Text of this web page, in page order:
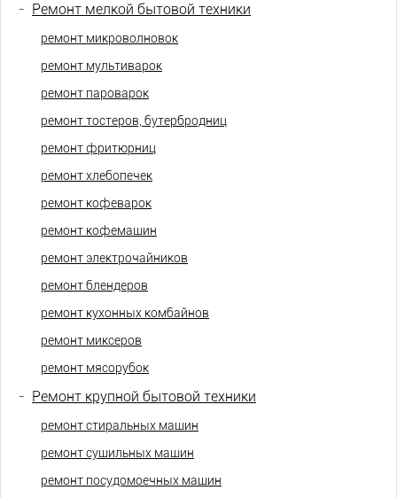
- Ремонт мелкой бытовой техники
ремонт микроволновок
ремонт мультиварок
ремонт пароварок
ремонт тостеров, бутербродниц
ремонт фритюрниц
ремонт хлебопечек
ремонт кофеварок
ремонт кофемашин
ремонт электрочайников
ремонт блендеров
ремонт кухонных комбайнов
ремонт миксеров
ремонт мясорубок
- Ремонт крупной бытовой техники
ремонт стиральных машин
ремонт сушильных машин
ремонт посудомоечных машин